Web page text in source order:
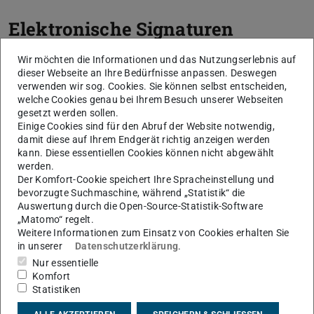
Elektronische Signaturen
Es gibt mehrere Arten von Zertifikaten und elektronischen
Signaturen. Sie unterscheiden sich im Sicherheitsniveau
und/oder der Rechtswirkung.
Einfache Elektronische Signatur
(EES)
Fortgeschrittene Elektronische
Signatur (FES)
Qualifizierte Elektronische Signatur
(QES)
Wir möchten die Informationen und das Nutzungserlebnis auf
dieser Webseite an Ihre Bedürfnisse anpassen. Deswegen
verwenden wir sog. Cookies. Sie können selbst entscheiden,
welche Cookies genau bei Ihrem Besuch unserer Webseiten
gesetzt werden sollen.
Einige Cookies sind für den Abruf der Website notwendig,
damit diese auf Ihrem Endgerät richtig anzeigen werden
kann. Diese essentiellen Cookies können nicht abgewählt
werden.
Der Komfort-Cookie speichert Ihre Spracheinstellung und
bevorzugte Suchmaschine, während „Statistik“ die
Auswertung durch die Open-Source-Statistik-Software
„Matomo“ regelt.
Weitere Informationen zum Einsatz von Cookies erhalten Sie
in unserer
Datenschutzerklärung.
Nur essentielle
Komfort
Statistiken